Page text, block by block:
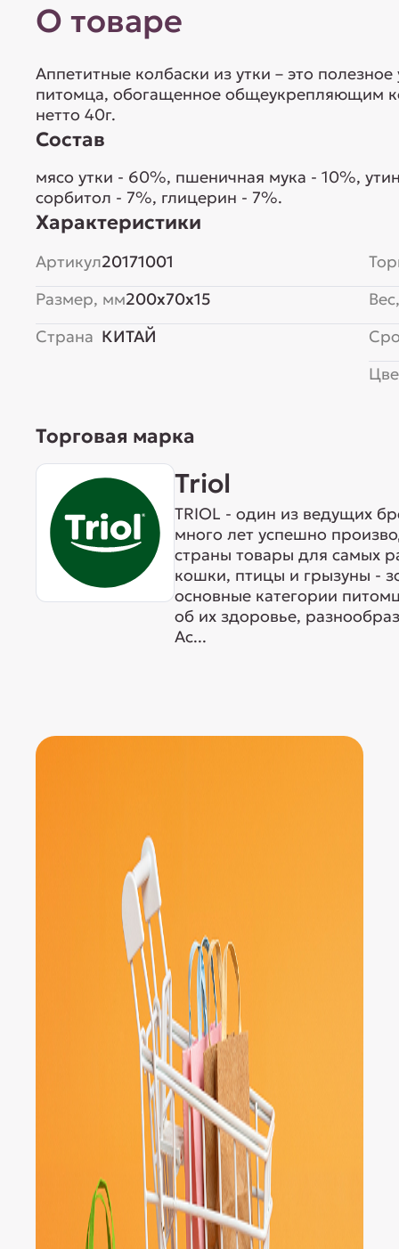
О товаре
Аппетитные колбаски из утки – это
питомца, обогащенное общеукрепляющим
нетто 40г.
Состав
мясо утки - 60%, пшеничная мука - 10%,
сорбитол - 7%, глицерин - 7%.
Характеристики
Артикул20171001
Размер, мм200x70x15
Страна КИТАЙ
Торговая марка
Triol
TRIOL - один из ведущих
много лет успешно
страны товары для самых
кошки, птицы и грызуны -
основные категории
об их здоровье,
Ас...